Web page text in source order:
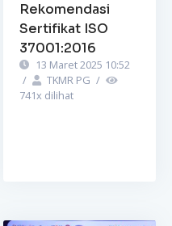
Rekomendasi
Sertifikat ISO
37001:2016
13 Maret 2025 10:52
/
TKMR PG /
741x dilihat